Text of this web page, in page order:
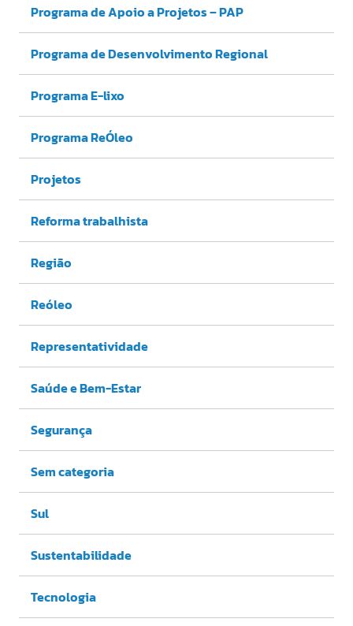
Programa de Apoio a Projetos – PAP
Programa de Desenvolvimento Regional
Programa E-lixo
Programa ReÓleo
Projetos
Reforma trabalhista
Região
Reóleo
Representatividade
Saúde e Bem-Estar
Segurança
Sem categoria
Sul
Sustentabilidade
Tecnologia